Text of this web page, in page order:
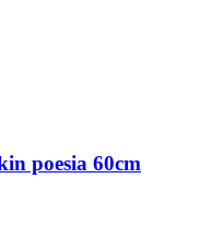
poesia 60cm